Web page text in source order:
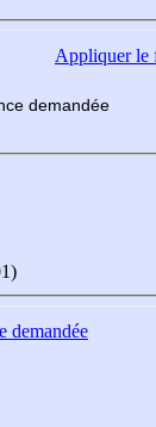
Appliquerle
demandée
demandée